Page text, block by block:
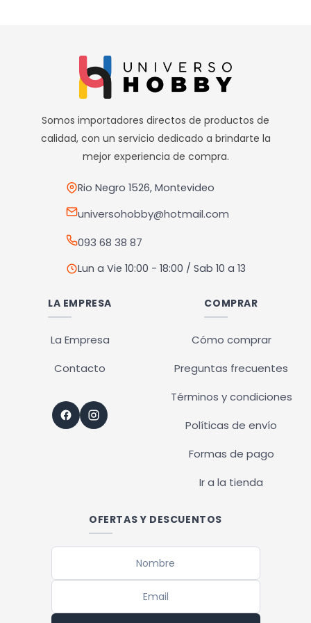
Esta nueva línea de discos te garantiza real calidad y pesos
con menor volumen a la hora de armar tu barra o
Garantía del vendedor: 90 días
————————————
Realizamos envíos a todo el país
Envíos Flex en el día.
Envíos al interior por agencia (dejamos tus artículos en
agencia sin costo).
Nuestro punto de retiro se encuentra en zona la teja.
El horario de retiros es de Lunes a Viernes de 10hs a 12hs o
de 13hs a 17hs y deberán ser realizados con PREVIA
COORDINACIÓN.
Somos importadores directos de productos de
calidad, con un servicio dedicado a brindarte la
mejor experiencia de compra.
Rio Negro 1526, Montevideo
universohobby@hotmail.com
093 68 38 87
Lun a Vie 10:00 - 18:00 / Sab 10 a 13
LA EMPRESA
La Empresa
Contacto
COMPRAR
Cómo comprar
Preguntas frecuentes
Términos y condiciones
Políticas de envío
Formas de pago
Ir a la tienda
OFERTAS Y DESCUENTOS